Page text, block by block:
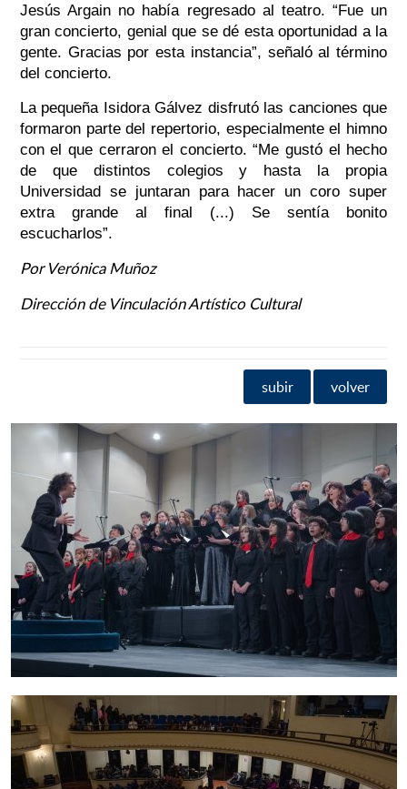
Jesús Argain no había regresado al teatro. “Fue un
gran concierto, genial que se dé esta oportunidad a la
gente. Gracias por esta instancia”, señaló al término
del concierto.
La pequeña Isidora Gálvez disfrutó las canciones que
formaron parte del repertorio, especialmente el himno
con el que cerraron el concierto. “Me gustó el hecho
de que distintos colegios y hasta la propia
Universidad se juntaran para hacer un coro super
extra grande al final (...) Se sentía bonito
escucharlos”.
Por Verónica Muñoz
Dirección de Vinculación Artístico Cultural
subir volver